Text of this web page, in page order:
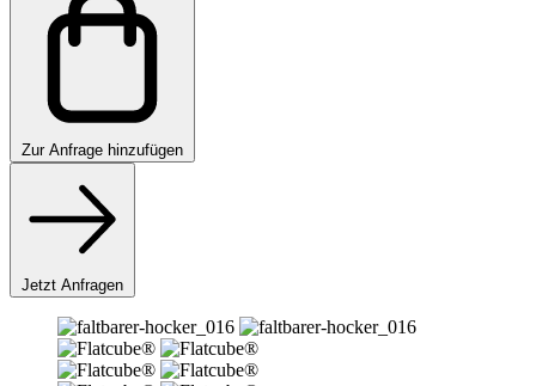
Zur Anfrage hinzufügen
Jetzt Anfragen